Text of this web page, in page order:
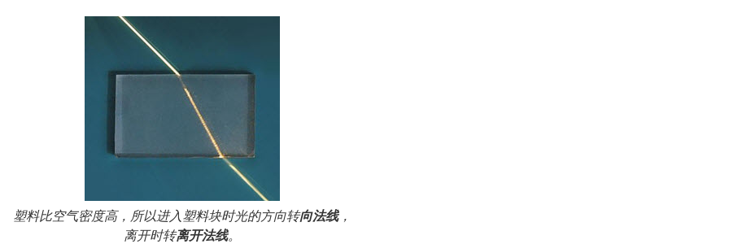
塑料比空气密度高，所以进入塑料块时光的方向转向法线，
离开时转离开法线。